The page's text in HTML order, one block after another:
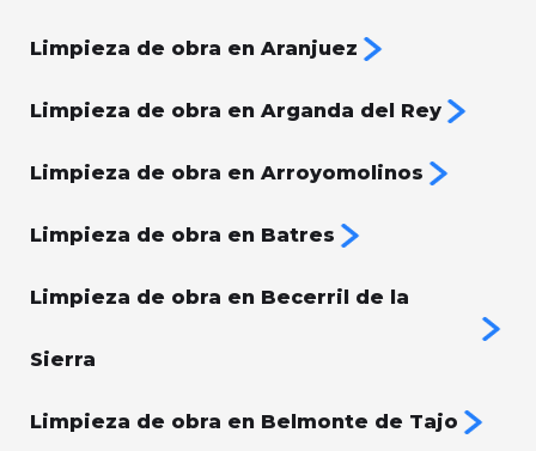
Limpieza de obra en Aranjuez
Limpieza de obra en Arganda del Rey
Limpieza de obra en Arroyomolinos
Limpieza de obra en Batres
Limpieza de obra en Becerril de la
Sierra
Limpieza de obra en Belmonte de Tajo